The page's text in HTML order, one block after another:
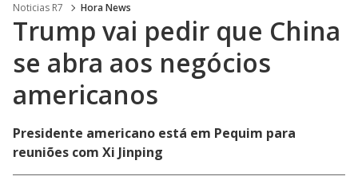
Noticias R7 Hora News
Trump vai pedir que China
se abra aos negócios
americanos
Presidente americano está em Pequim para
reuniões com Xi Jinping